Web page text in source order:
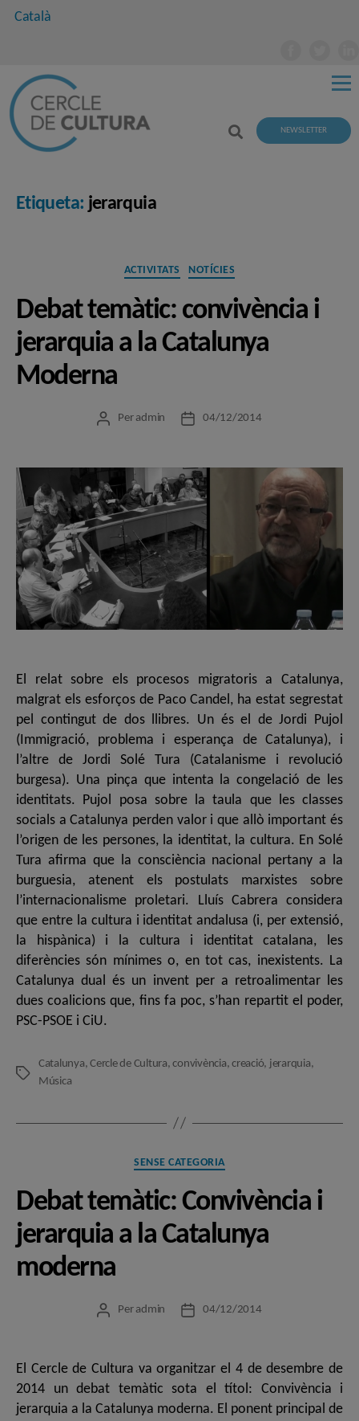
Català
NEWSLETTER
Etiqueta: jerarquia
Categories
ACTIVITATS NOTÍCIES
Debat temàtic: convivència i
jerarquia a la Catalunya
Moderna
Autor
Per admin
Data04/12/2014
El relat sobre els procesos migratoris a Catalunya,
malgrat els esforços de Paco Candel, ha estat segrestat
pel contingut de dos llibres. Un és el de Jordi Pujol
(Immigració, problema i esperança de Catalunya), i
l’altre de Jordi Solé Tura (Catalanisme i revolució
burgesa). Una pinça que intenta la congelació de les
identitats. Pujol posa sobre la taula que les classes
socials a Catalunya perden valor i que allò important és
l’origen de les persones, la identitat, la cultura. En Solé
Tura afirma que la consciència nacional pertany a la
burguesia, atenent els postulats marxistes sobre
l’internacionalisme proletari. Lluís Cabrera considera
que entre la cultura i identitat andalusa (i, per extensió,
la hispànica) i la cultura i identitat catalana, les
diferències són mínimes o, en tot cas, inexistents. La
Catalunya dual és un invent per a retroalimentar les
dues coalicions que, fins fa poc, s’han repartit el poder,
PSC-PSOE i CiU.
Etiquetes
Catalunya,Cercle de Cultura,convivència,creació, jerarquia,
Música
Categories
SENSE CATEGORIA
Debat temàtic: Convivència i
jerarquia a la Catalunya
moderna
Autor
Per admin
Data04/12/2014
El Cercle de Cultura va organitzar el 4 de desembre de
2014 un debat temàtic sota el títol: Convivència i
jerarquia a la Catalunya moderna. El ponent principal de